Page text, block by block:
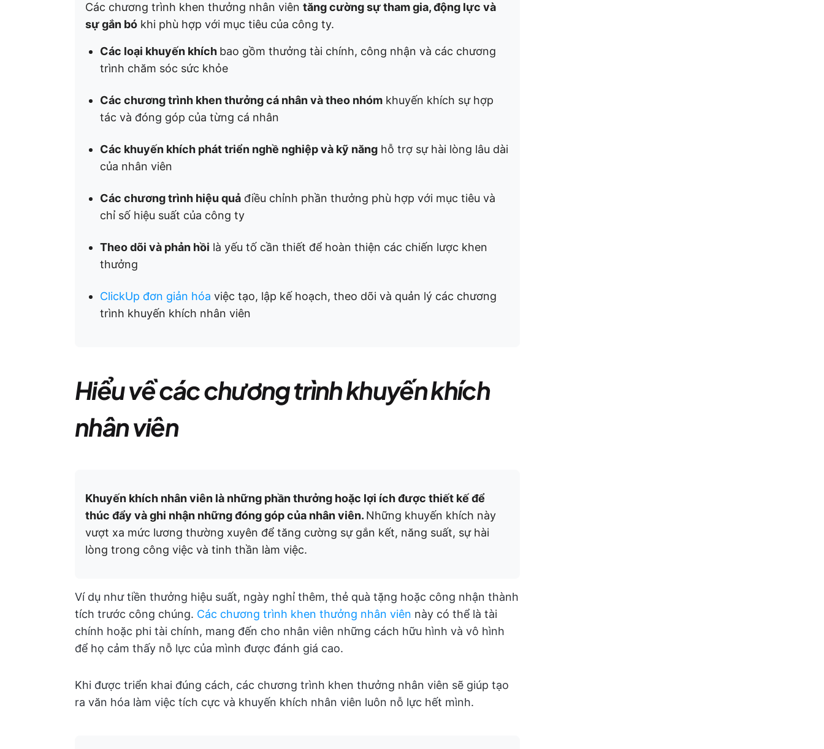
Các chương trình khen thưởng nhân viên tăng cường sự tham gia, động lực và
sự gắn bó khi phù hợp với mục tiêu của công ty.
Các loại khuyến khích bao gồm thưởng tài chính, công nhận và các chương
trình chăm sóc sức khỏe
Các chương trình khen thưởng cá nhân và theo nhóm khuyến khích sự hợp
tác và đóng góp của từng cá nhân
Các khuyến khích phát triển nghề nghiệp và kỹ năng hỗ trợ sự hài lòng lâu dài
của nhân viên
Các chương trình hiệu quả điều chỉnh phần thưởng phù hợp với mục tiêu và
chỉ số hiệu suất của công ty
Theo dõi và phản hồi là yếu tố cần thiết để hoàn thiện các chiến lược khen
thưởng
ClickUp đơn giản hóa việc tạo, lập kế hoạch, theo dõi và quản lý các chương
trình khuyến khích nhân viên
Hiểu về các chương trình khuyến khích
nhân viên
Khuyến khích nhân viên là những phần thưởng hoặc lợi ích được thiết kế để
thúc đẩy và ghi nhận những đóng góp của nhân viên. Những khuyến khích này
vượt xa mức lương thường xuyên để tăng cường sự gắn kết, năng suất, sự hài
lòng trong công việc và tinh thần làm việc.
Ví dụ như tiền thưởng hiệu suất, ngày nghỉ thêm, thẻ quà tặng hoặc công nhận thành
tích trước công chúng. Các chương trình khen thưởng nhân viên này có thể là tài
chính hoặc phi tài chính, mang đến cho nhân viên những cách hữu hình và vô hình
để họ cảm thấy nỗ lực của mình được đánh giá cao.
Khi được triển khai đúng cách, các chương trình khen thưởng nhân viên sẽ giúp tạo
ra văn hóa làm việc tích cực và khuyến khích nhân viên luôn nỗ lực hết mình.